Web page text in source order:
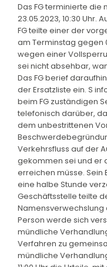
Das FG terminierte
23.05.2023, 10:30 Uhr.
FG teilte einer der
am Terminstag gegen
wegen einer
sei nicht absehbar,
Das FG berief
der Ersatzliste ein. S
beim FG zuständigen
telefonisch darüber,
dem unbestrittenen
Verkehrsfluss auf der
gekommen sei und er
erreichen müsse. Sein
eine halbe Stunde
Geschäftsstelle teilte
Namensverwechslung
Person werde sich
mündliche
Verfahren zu
mündliche